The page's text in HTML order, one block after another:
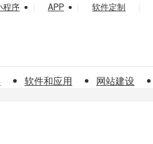
程序 | APP | 软件定制 |
软件和应用 网站建设